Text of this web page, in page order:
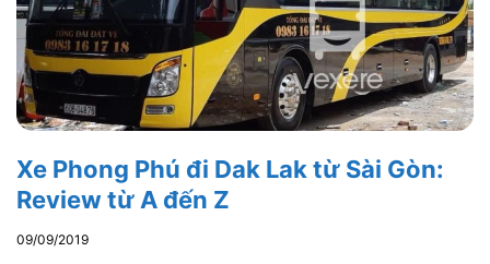
Xe Phong Phú đi Dak Lak từ Sài Gòn:
Review từ A đến Z
09/09/2019